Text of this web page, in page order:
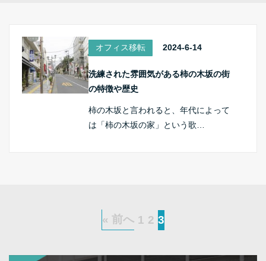
オフィス移転 2024-6-14
洗練された雰囲気がある柿の木坂の街
の特徴や歴史
柿の木坂と言われると、年代によって
は「柿の木坂の家」という歌…
« 前へ 1 2 3